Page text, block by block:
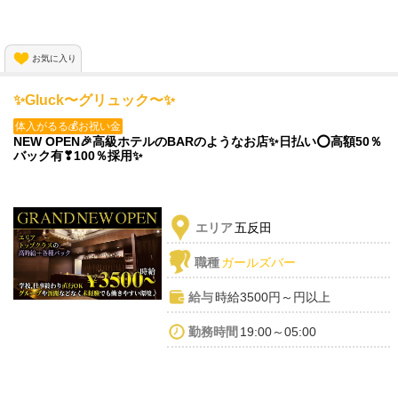
少しでも気になったら
応募お待ちしてます✨️
お気に入り
✨️Gluck〜グリュック〜✨️
体入がるる💰お祝い金
NEW OPEN🎉高級ホテルのBARのようなお店✨️日払い⭕️高額50％
バック有❣100％採用✨️
エリア五反田
職種ガールズバー
給与時給3500円～円以上
勤務時間 19:00～05:00